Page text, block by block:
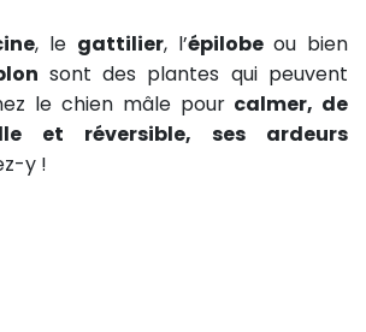
, le gattilier, l’épilobeou bien
sont des plantes qui peuvent
le chien mâle pour calmer, de
et réversible, ses ardeurs
y !